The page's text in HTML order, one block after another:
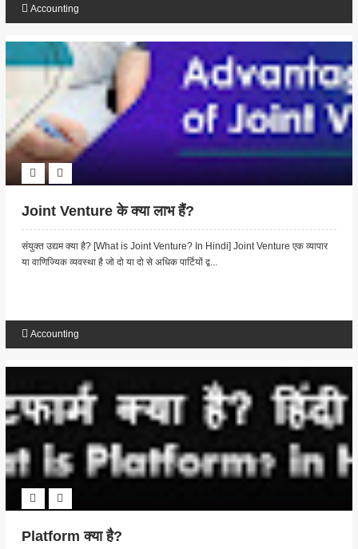
Accounting
Joint Venture के क्या लाभ हैं?
संयुक्त उद्यम क्या है? [What is Joint Venture? In Hindi] Joint Venture एक व्यापार
या वाणिज्यिक व्यवस्था है जो दो या दो से अधिक पार्टियों द्व...
Accounting
Platform क्या है?